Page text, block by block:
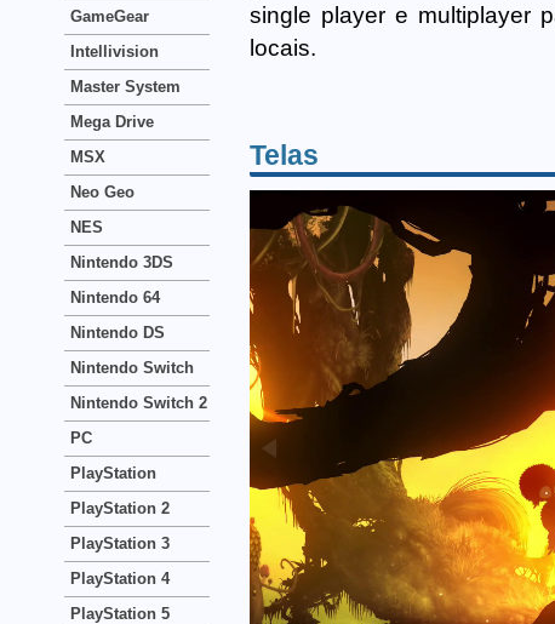
single player e multiplayer
locais.
Telas
GameGear
Intellivision
Master System
Mega Drive
MSX
Neo Geo
NES
Nintendo 3DS
Nintendo 64
Nintendo DS
Nintendo Switch
Nintendo Switch 2
PC
PlayStation
PlayStation 2
PlayStation 3
PlayStation 4
PlayStation 5